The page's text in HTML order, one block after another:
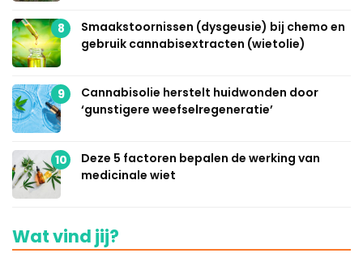
8
Smaakstoornissen (dysgeusie) bij chemo en
gebruik cannabisextracten (wietolie)
9
Cannabisolie herstelt huidwonden door
‘gunstigere weefselregeneratie’
10
Deze 5 factoren bepalen de werking van
medicinale wiet
Wat vind jij?